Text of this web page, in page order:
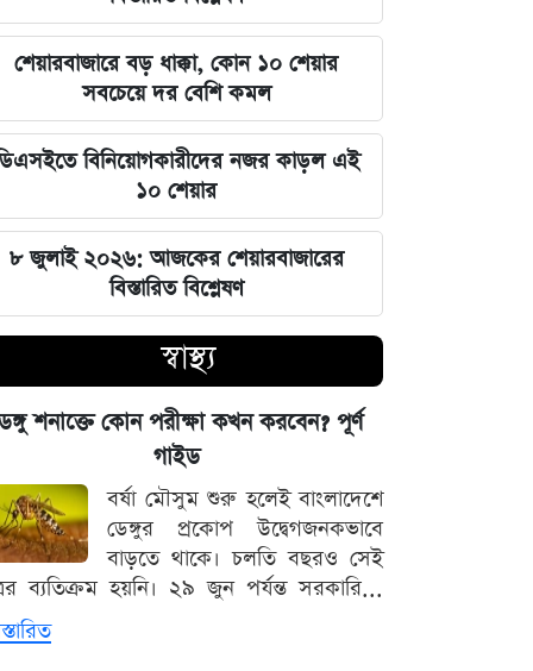
মার্কিন অর্থনীতি ও ফেডের সিদ্ধান্তের
অপেক্ষায় আন্তর্জাতিক ধাতুর বাজার
শেখ হাসিনার বক্তব্য প্রচারের আয়োজনে
সম্পৃক্ততা নেই দিল্লির: রণধীর জয়সোয়াল
সিট দখল ঘিরে আলিয়া মাদ্রাসায় ছাত্রদল-
শিবির রক্তক্ষয়ী সংঘর্ষ
মঙ্গলবারের পাঁচ ওয়াক্ত নামাজের সময়সূচি
স্বর্ণ কিনবেন আজ? দেখে নিন বাজুসের
সর্বশেষ দর
৫ আগস্ট সব শিক্ষাপ্রতিষ্ঠানে বিশেষ
কর্মসূচির নির্দেশ
স্বর্ণের সঙ্গে বাড়ল রুপা, প্লাটিনাম ও
প্যালাডিয়াম
শেয়ারবাজারে বড় ধাক্কা, কোন ১০ শেয়ার
সবচেয়ে দর বেশি কমল
বিনিয়োগকারীদের নজর কাড়ল এই
১০ শেয়ার
৮ জুলাই ২০২৬: আজকের শেয়ারবাজারের
বিস্তারিত বিশ্লেষণ
স্বাস্থ্য
শনাক্তে কোন পরীক্ষা কখন করবেন? পূর্ণ
গাইড
বর্ষা মৌসুম শুরু হলেই বাংলাদেশে
ডেঙ্গুর প্রকোপ উদ্বেগজনকভাবে
বাড়তে থাকে। চলতি বছরও সেই
ব্যতিক্রম হয়নি। ২৯ জুন পর্যন্ত সরকারি...